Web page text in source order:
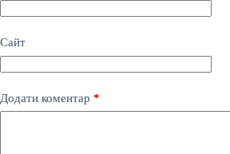
Сайт
Додати коментар *